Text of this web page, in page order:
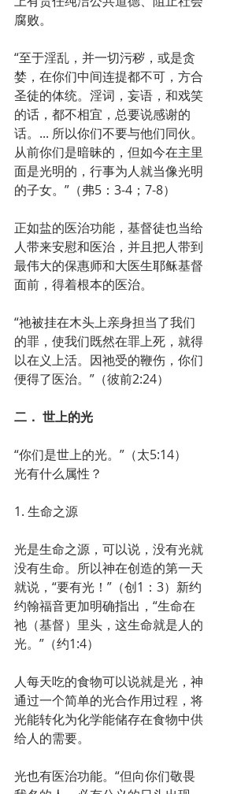
腐败。
“至于淫乱，并一切污秽，或是贪
婪，在你们中间连提都不可，方合
圣徒的体统。淫词，妄语，和戏笑
的话，都不相宜，总要说感谢的
话。... 所以你们不要与他们同伙。
从前你们是暗昧的，但如今在主里
面是光明的，行事为人就当像光明
的子女。”（弗5：3-4；7-8）
正如盐的医治功能，基督徒也当给
人带来安慰和医治，并且把人带到
最伟大的保惠师和大医生耶稣基督
面前，得着根本的医治。
“祂被挂在木头上亲身担当了我们
的罪，使我们既然在罪上死，就得
以在义上活。因祂受的鞭伤，你们
便得了医治。”（彼前2:24）
二． 世上的光
“你们是世上的光。”（太5:14）
光有什么属性？
1. 生命之源
光是生命之源，可以说，没有光就
没有生命。所以神在创造的第一天
就说，“要有光！”（创1：3）新约
约翰福音更加明确指出，“生命在
祂（基督）里头，这生命就是人的
光。”（约1:4）
人每天吃的食物可以说就是光，神
通过一个简单的光合作用过程，将
光能转化为化学能储存在食物中供
给人的需要。
光也有医治功能。“但向你们敬畏